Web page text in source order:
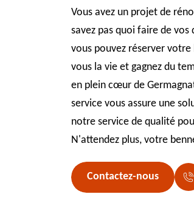
Vous avez un projet de
savez pas quoi faire de vos
vous pouvez réserver
vous la vie et gagnez du
en plein cœur de
service vous assure une
notre service de qualité
N'attendez plus, votre
Contactez-nous